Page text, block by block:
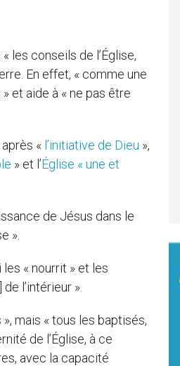
les conseils de l’Église,
En effet, « comme une
et aide à « ne pas être
« l’initiative de Dieu »,
» et l’Église « une et
de Jésus dans le
».
les « nourrit » et les
l’intérieur ».
mais « tous les baptisés,
de l’Église, à ce
avec la capacité